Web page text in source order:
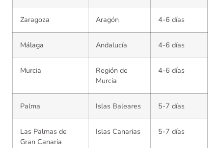
Zaragoza Aragón 4-6 días
Málaga Andalucía 4-6 días
Murcia
Región de
Murcia
4-6 días
Palma Islas Baleares 5-7 días
Las Palmas de
Gran Canaria
Islas Canarias 5-7 días